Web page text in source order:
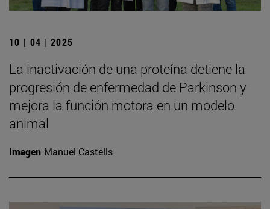
10 | 04 | 2025
La inactivación de una proteína detiene la
progresión de enfermedad de Parkinson y
mejora la función motora en un modelo
animal
Imagen Manuel Castells